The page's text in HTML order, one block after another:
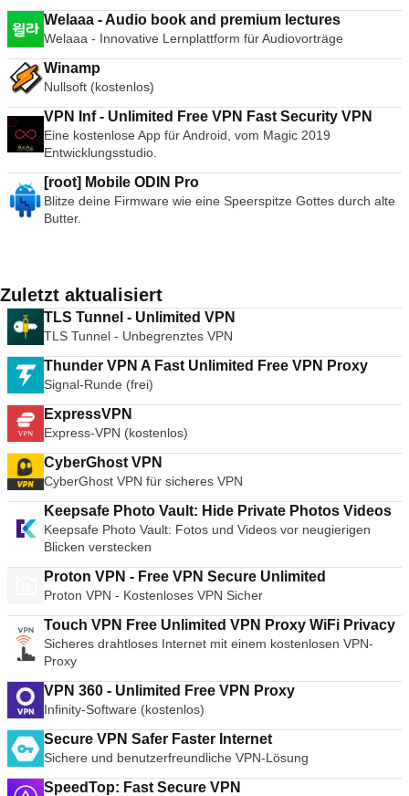
Welaaa - Audio book and premium lectures
Welaaa - Innovative Lernplattform für Audiovorträge
Winamp
Nullsoft (kostenlos)
VPN Inf - Unlimited Free VPN Fast Security VPN
Eine kostenlose App für Android, vom Magic 2019
Entwicklungsstudio.
[root] Mobile ODIN Pro
Blitze deine Firmware wie eine Speerspitze Gottes durch alte
Butter.
Zuletzt aktualisiert
TLS Tunnel - Unlimited VPN
TLS Tunnel - Unbegrenztes VPN
Thunder VPN A Fast Unlimited Free VPN Proxy
Signal-Runde (frei)
ExpressVPN
Express-VPN (kostenlos)
CyberGhost VPN
CyberGhost VPN für sicheres VPN
Keepsafe Photo Vault: Hide Private Photos Videos
Keepsafe Photo Vault: Fotos und Videos vor neugierigen
Blicken verstecken
Proton VPN - Free VPN Secure Unlimited
Proton VPN - Kostenloses VPN Sicher
Touch VPN Free Unlimited VPN Proxy WiFi Privacy
Sicheres drahtloses Internet mit einem kostenlosen VPN-
Proxy
VPN 360 - Unlimited Free VPN Proxy
Infinity-Software (kostenlos)
Secure VPN Safer Faster Internet
Sichere und benutzerfreundliche VPN-Lösung
SpeedTop: Fast Secure VPN